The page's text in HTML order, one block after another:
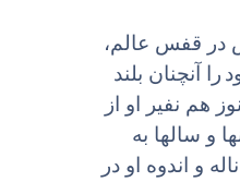
در قفس عالم،
را آنچنان بلند
هم نفیر او از
و سالها به
و اندوه او در